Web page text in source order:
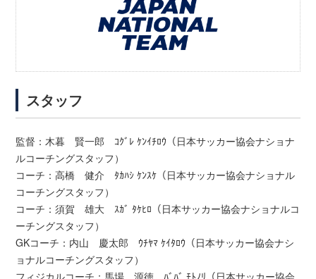
スタッフ
監督：木暮 賢一郎 ｺｸﾞﾚ ｹﾝｲﾁﾛｳ（日本サッカー協会ナショナ
ルコーチングスタッフ）
コーチ：高橋 健介 ﾀｶﾊｼ ｹﾝｽｹ（日本サッカー協会ナショナル
コーチングスタッフ）
コーチ：須賀 雄大 ｽｶﾞ ﾀｹﾋﾛ（日本サッカー協会ナショナルコ
ーチングスタッフ）
GKコーチ：内山 慶太郎 ｳﾁﾔﾏ ｹｲﾀﾛｳ（日本サッカー協会ナシ
ョナルコーチングスタッフ）